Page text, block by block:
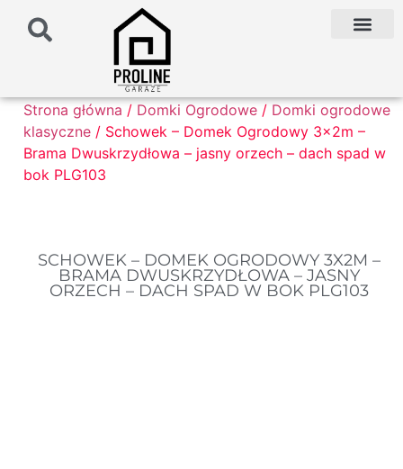
Strona główna / Domki Ogrodowe / Domki ogrodowe
klasyczne / Schowek – Domek Ogrodowy 3x2m –
Brama Dwuskrzydłowa – jasny orzech – dach spad w
bok PLG103
SCHOWEK – DOMEK OGRODOWY 3X2M –
BRAMA DWUSKRZYDŁOWA – JASNY
ORZECH – DACH SPAD W BOK PLG103